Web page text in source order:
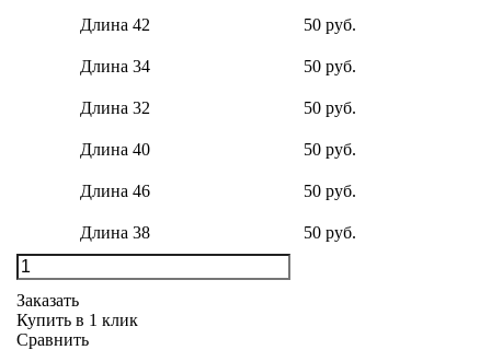
Длина 42 50 руб.
Длина 34 50 руб.
Длина 32 50 руб.
Длина 40 50 руб.
Длина 46 50 руб.
Длина 38 50 руб.
Заказать
Купить в 1 клик
Сравнить